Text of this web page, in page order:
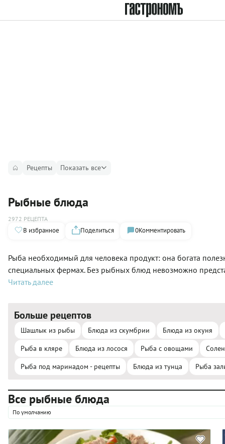
Рецепты Показать все
Рыбные блюда
2972 РЕЦЕПТА
В избранное Поделиться 0Комментировать
Рыба необходимый для человека продукт: она богата
специальных фермах. Без рыбных блюд невозможно
Читать далее
Больше рецептов
Шашлык из рыбы Блюда из скумбрии
Блюда из окуня
Рыба в кляре
Блюда из лосося Рыба с овощами
Рыба под маринадом - рецепты
Блюда из тунца Рыба
Все рыбные блюда
По умолчанию